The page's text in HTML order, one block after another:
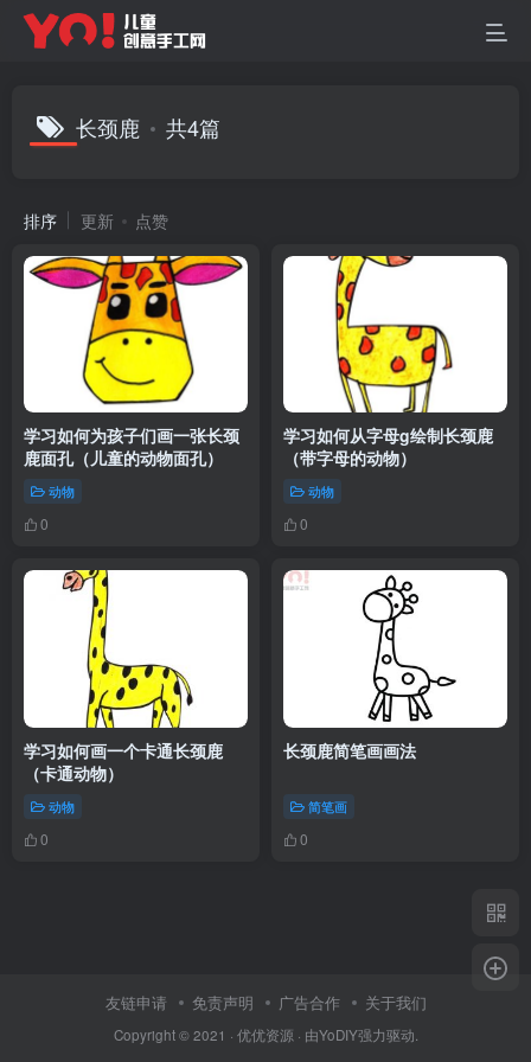
长颈鹿 共4篇
排序 更新 点赞
学习如何为孩子们画一张长颈
鹿面孔（儿童的动物面孔）
动物
0
学习如何从字母g绘制长颈鹿
（带字母的动物）
动物
0
学习如何画一个卡通长颈鹿
（卡通动物）
动物
0
长颈鹿简笔画画法
简笔画
0
友链申请 免责声明 广告合作 关于我们
Copyright © 2021 · 优优资源 · 由YoDIY强力驱动.